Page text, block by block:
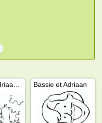
Bassie et Adriaan